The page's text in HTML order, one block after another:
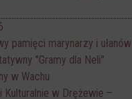
pamięci marynarzy i ułanów
"Gramy dla Neli"
w Wachu
Kulturalnie w Drężewie –